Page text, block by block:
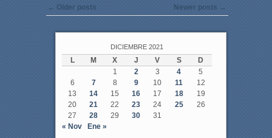
Post navigation
← Older posts Newer posts →
DICIEMBRE 2021
L M X J V S
D
1
2 3 4
5
6
7 8 9 10 11
12
13
14 15 16 17 18
19
20
21 22 23 24 25
26
27
28 29 30
31
« Nov
Ene »